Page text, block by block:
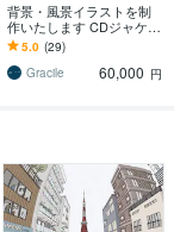
背景・風景イラストを制
作いたします CDジャケッ
ト、楽曲MV、小説の表紙
などに。
5.0 (29)
Gracile
60,000 円